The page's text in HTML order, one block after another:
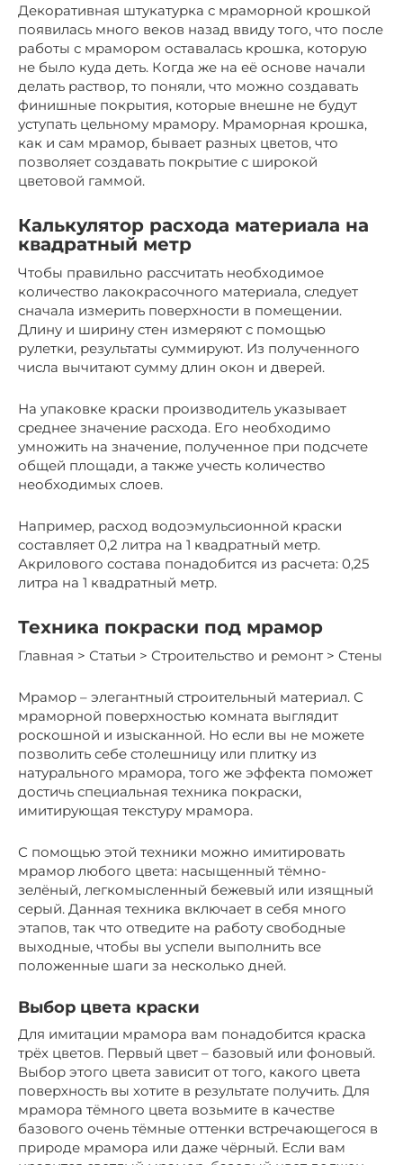
Декоративная штукатурка с мраморной крошкой
появилась много веков назад ввиду того, что после
работы с мрамором оставалась крошка, которую
не было куда деть. Когда же на её основе начали
делать раствор, то поняли, что можно создавать
финишные покрытия, которые внешне не будут
уступать цельному мрамору. Мраморная крошка,
как и сам мрамор, бывает разных цветов, что
позволяет создавать покрытие с широкой
цветовой гаммой.
Калькулятор расхода материала на
квадратный метр
Чтобы правильно рассчитать необходимое
количество лакокрасочного материала, следует
сначала измерить поверхности в помещении.
Длину и ширину стен измеряют с помощью
рулетки, результаты суммируют. Из полученного
числа вычитают сумму длин окон и дверей.
На упаковке краски производитель указывает
среднее значение расхода. Его необходимо
умножить на значение, полученное при подсчете
общей площади, а также учесть количество
необходимых слоев.
Например, расход водоэмульсионной краски
составляет 0,2 литра на 1 квадратный метр.
Акрилового состава понадобится из расчета: 0,25
литра на 1 квадратный метр.
Техника покраски под мрамор
Главная > Статьи > Строительство и ремонт > Стены
Мрамор – элегантный строительный материал. С
мраморной поверхностью комната выглядит
роскошной и изысканной. Но если вы не можете
позволить себе столешницу или плитку из
натурального мрамора, того же эффекта поможет
достичь специальная техника покраски,
имитирующая текстуру мрамора.
С помощью этой техники можно имитировать
мрамор любого цвета: насыщенный тёмно-
зелёный, легкомысленный бежевый или изящный
серый. Данная техника включает в себя много
этапов, так что отведите на работу свободные
выходные, чтобы вы успели выполнить все
положенные шаги за несколько дней.
Выбор цвета краски
Для имитации мрамора вам понадобится краска
трёх цветов. Первый цвет – базовый или фоновый.
Выбор этого цвета зависит от того, какого цвета
поверхность вы хотите в результате получить. Для
мрамора тёмного цвета возьмите в качестве
базового очень тёмные оттенки встречающегося в
природе мрамора или даже чёрный. Если вам